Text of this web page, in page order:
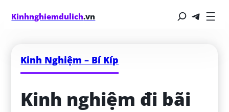
Kinhnghiemdulich.vn
Kinh Nghiệm – Bí Kíp
Kinh nghiệm đi bãi